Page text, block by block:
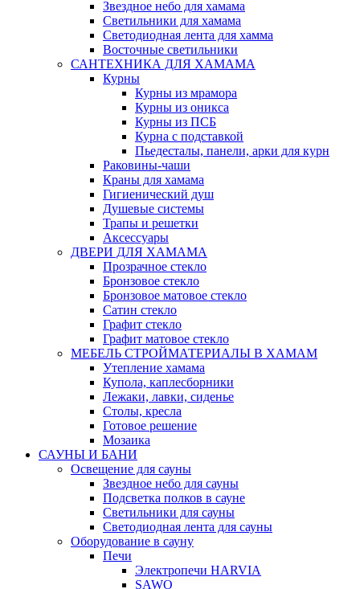
Звездное небо для хамама
Светильники для хамама
Светодиодная лента для хамма
Восточные светильники
САНТЕХНИКА ДЛЯ ХАМАМА
Курны
Курны из мрамора
Курны из оникса
Курны из ПСБ
Курна с подставкой
Пьедесталы, панели, арки для курн
Раковины-чаши
Краны для хамама
Гигиенический душ
Душевые системы
Трапы и решетки
Аксессуары
ДВЕРИ ДЛЯ ХАМАМА
Прозрачное стекло
Бронзовое стекло
Бронзовое матовое стекло
Сатин стекло
Графит стекло
Графит матовое стекло
МЕБЕЛЬ СТРОЙМАТЕРИАЛЫ В ХАМАМ
Утепление хамама
Купола, каплесборники
Лежаки, лавки, сиденье
Столы, кресла
Готовое решение
Мозаика
САУНЫ И БАНИ
Освещение для сауны
Звездное небо для сауны
Подсветка полков в сауне
Светильники для сауны
Светодиодная лента для сауны
Оборудование в сауну
Печи
Электропечи HARVIA
SAWO